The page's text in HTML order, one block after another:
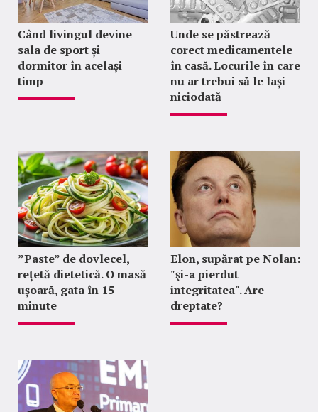
Când livingul devine
sala de sport și
dormitor în același
timp
Unde se păstrează
corect medicamentele
în casă. Locurile în care
nu ar trebui să le lași
niciodată
”Paste” de dovlecel,
rețetă dietetică. O masă
ușoară, gata în 15
minute
Elon, supărat pe Nolan:
"şi-a pierdut
integritatea". Are
dreptate?